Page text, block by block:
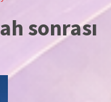
sonrası